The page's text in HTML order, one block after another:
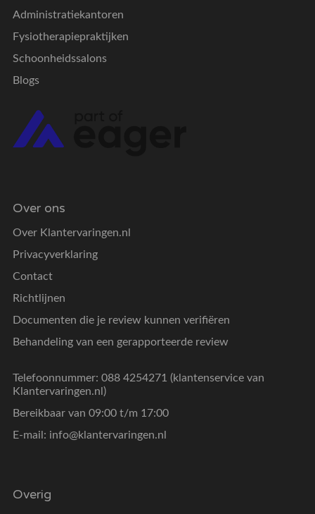
Administratiekantoren
Fysiotherapiepraktijken
Schoonheidssalons
Blogs
Over ons
Over Klantervaringen.nl
Privacyverklaring
Contact
Richtlijnen
Documenten die je review kunnen verifiëren
Behandeling van een gerapporteerde review
Telefoonnummer: 088 4254271 (klantenservice van
Klantervaringen.nl)
Bereikbaar van 09:00 t/m 17:00
E-mail: info@klantervaringen.nl
Overig